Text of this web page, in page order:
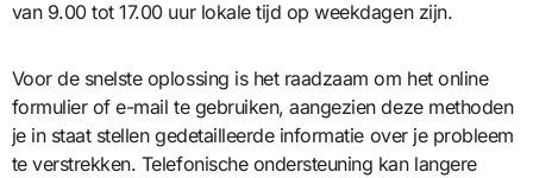
van 9.00 tot 17.00 uur lokale tijd op weekdagen zijn.
Voor de snelste oplossing is het raadzaam om het online
formulier of e-mail te gebruiken, aangezien deze methoden
je in staat stellen gedetailleerde informatie over je probleem
te verstrekken. Telefonische ondersteuning kan langere